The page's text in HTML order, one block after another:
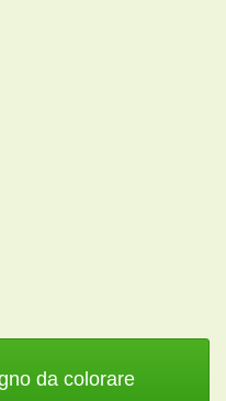
da colorare